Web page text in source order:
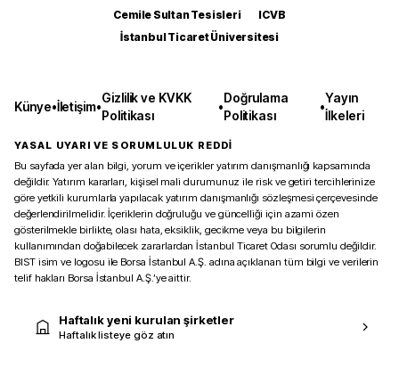
Cemile Sultan Tesisleri
ICVB
İstanbul Ticaret Üniversitesi
Künye•İletişim•
Gizlilik ve KVKK
Politikası
•
Doğrulama
Politikası
•
Yayın
İlkeleri
YASAL UYARI VE SORUMLULUK REDDİ
Bu sayfada yer alan bilgi, yorum ve içerikler yatırım danışmanlığı kapsamında
değildir. Yatırım kararları, kişisel mali durumunuz ile risk ve getiri tercihlerinize
göre yetkili kurumlarla yapılacak yatırım danışmanlığı sözleşmesi çerçevesinde
değerlendirilmelidir. İçeriklerin doğruluğu ve güncelliği için azami özen
gösterilmekle birlikte, olası hata, eksiklik, gecikme veya bu bilgilerin
kullanımından doğabilecek zararlardan İstanbul Ticaret Odası sorumlu değildir.
BIST isim ve logosu ile Borsa İstanbul A.Ş. adına açıklanan tüm bilgi ve verilerin
telif hakları Borsa İstanbul A.Ş.’ye aittir.
Haftalık yeni kurulan şirketler
Haftalık listeye göz atın